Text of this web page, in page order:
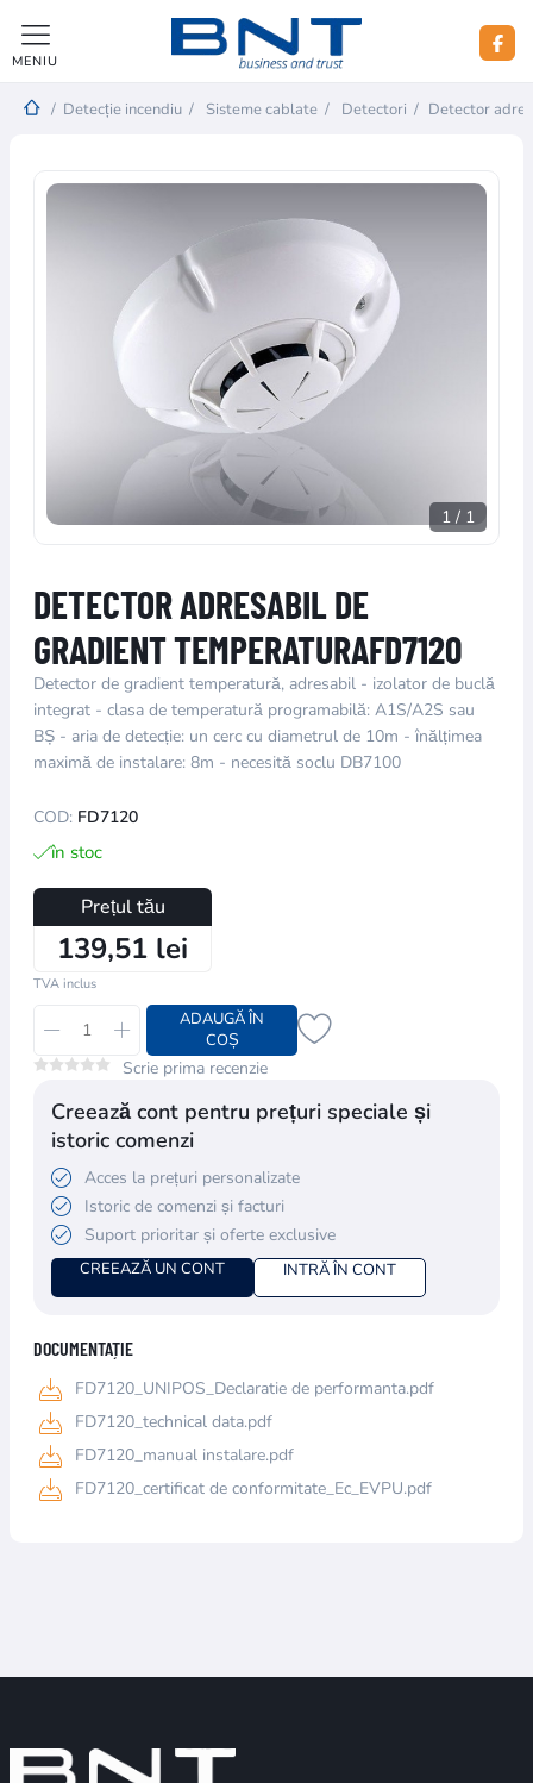
MENIU
/ Detecție incendiu / Sisteme cablate / Detectori / Detector
1 / 1
DETECTOR ADRESABIL DE
GRADIENT TEMPERATURAFD7120
Detector de gradient temperatură, adresabil - izolator de buclă
integrat - clasa de temperatură programabilă: A1S/A2S sau
BȘ - aria de detecție: un cerc cu diametrul de 10m - înălțimea
maximă de instalare: 8m - necesită soclu DB7100
COD: FD7120
în stoc
Prețul tău
139,51 lei
TVA inclus
ADAUGĂ ÎN
COȘ
Scrie prima recenzie
Creează cont pentru prețuri speciale și
istoric comenzi
Acces la prețuri personalizate
Istoric de comenzi și facturi
Suport prioritar și oferte exclusive
CREEAZĂ UN CONT INTRĂ ÎN CONT
DOCUMENTAȚIE
FD7120_UNIPOS_Declaratie de performanta.pdf
FD7120_technical data.pdf
FD7120_manual instalare.pdf
FD7120_certificat de conformitate_Ec_EVPU.pdf